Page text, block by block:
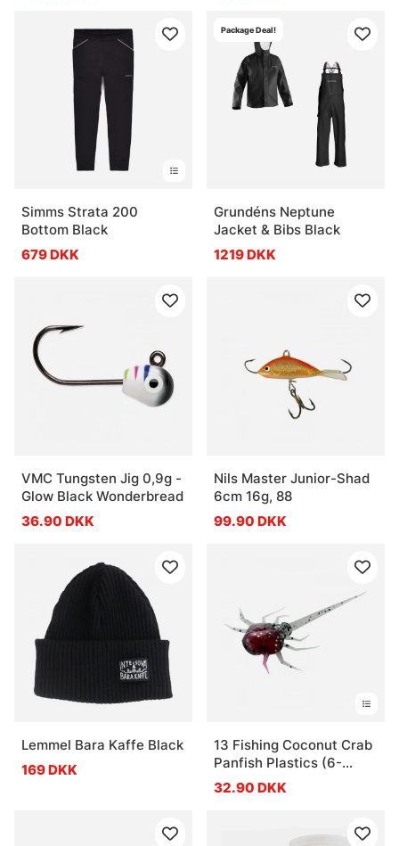
Simms Strata 200
Bottom Black
679 DKK
Package Deal!
Grundéns Neptune
Jacket & Bibs Black
1219 DKK
VMC Tungsten Jig 0,9g -
Glow Black Wonderbread
36.90 DKK
Nils Master Junior-Shad
6cm 16g, 88
99.90 DKK
Lemmel Bara Kaffe Black
169 DKK
13 Fishing Coconut Crab
Panfish Plastics (6-
pack)
32.90 DKK